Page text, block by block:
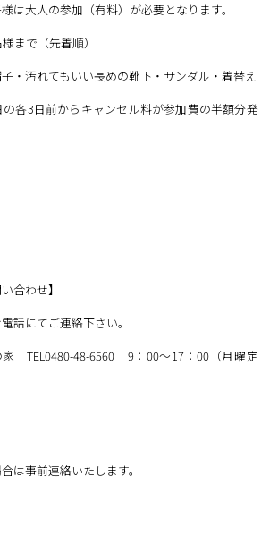
は大人の参加（有料）が必要となります。
まで（先着順）
子・汚れてもいい長めの靴下・サンダル・着替え
の各3日前からキャンセル料が参加費の半額分発
合わせ】
話にてご連絡下さい。
TEL0480-48-6560 9：00～17：00（月曜定
は事前連絡いたします。